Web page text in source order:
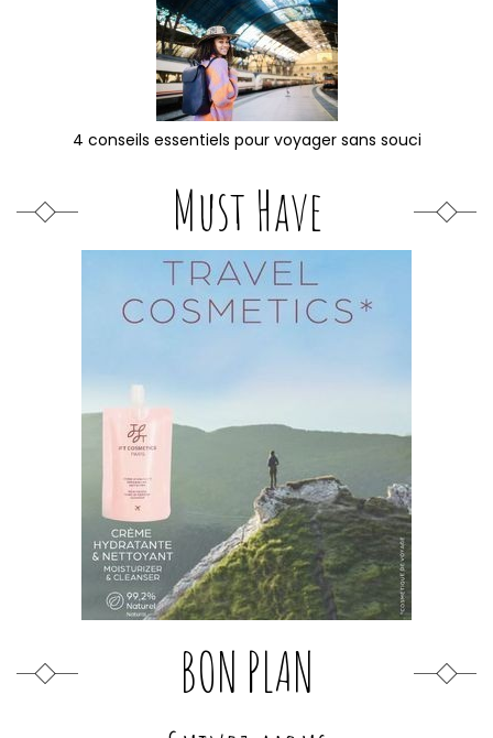
4 conseils essentiels pour voyager sans souci
Must Have
BON PLAN